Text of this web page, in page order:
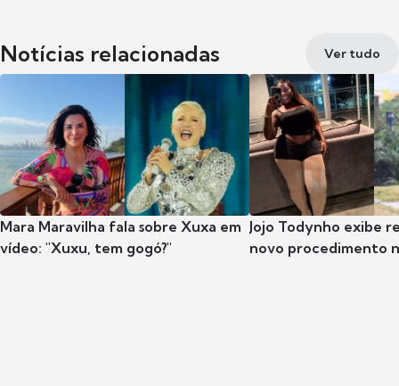
Notícias relacionadas Ver tudo
Mara Maravilha fala sobre Xuxa em
vídeo: "Xuxu, tem gogó?"
Jojo Todynho exibe
novo procedimento